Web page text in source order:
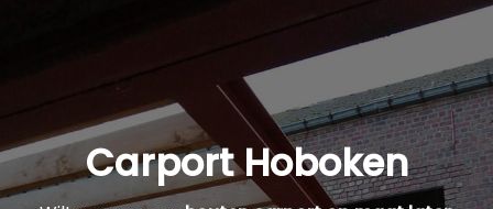
Carport Hoboken